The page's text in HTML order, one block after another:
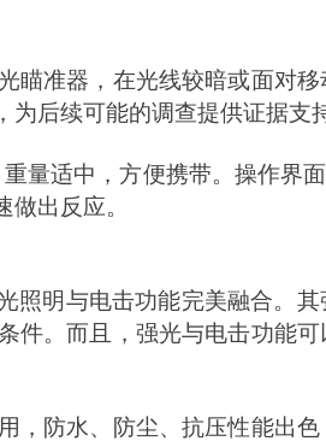
瞄准器，在光线较暗或面对
后续可能的调查提供证据支
重量适中，方便携带。操作界
出反应。
照明与电击功能完美融合。
件。而且，强光与电击功能
，防水、防尘、抗压性能出